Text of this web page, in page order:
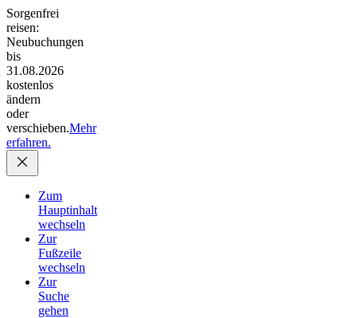
Sorgenfrei
reisen:
Neubuchungen
bis
31.08.2026
kostenlos
ändern
oder
verschieben.Mehr
erfahren.
Zum
Hauptinhalt
wechseln
Zur
Fußzeile
wechseln
Zur
Suche
gehen